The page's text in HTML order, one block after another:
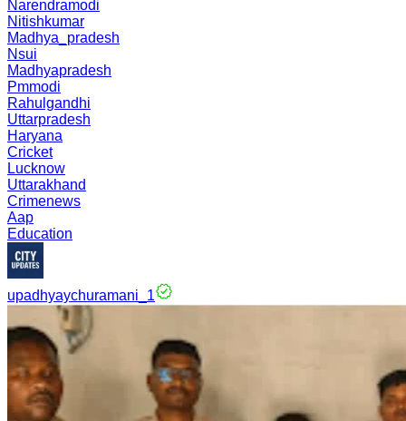
Narendramodi
Nitishkumar
Madhya_pradesh
Nsui
Madhyapradesh
Pmmodi
Rahulgandhi
Uttarpradesh
Haryana
Cricket
Lucknow
Uttarakhand
Crimenews
Aap
Education
upadhyaychuramani_1